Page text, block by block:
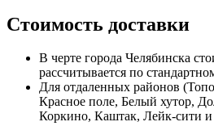
Стоимость доставки
В черте города Челябинска
рассчитывается по
Для отдаленных районов
Красное поле, Белый хутор,
Коркино, Каштак, Лейк-сити и